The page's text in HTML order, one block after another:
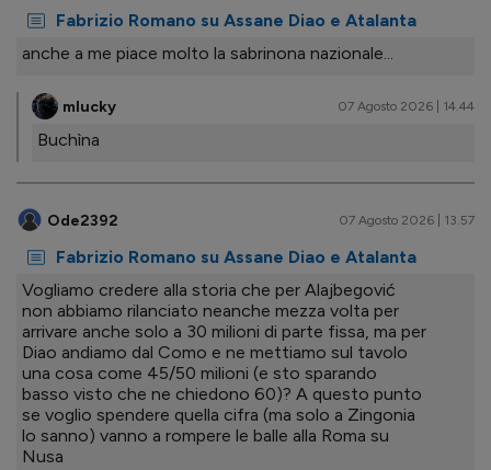
Fabrizio Romano su Assane Diao e Atalanta
anche a me piace molto la sabrinona nazionale...
mlucky 07 Agosto 2026 | 14.44
Buchìna
Ode2392 07 Agosto 2026 | 13.57
Fabrizio Romano su Assane Diao e Atalanta
Vogliamo credere alla storia che per Alajbegović
non abbiamo rilanciato neanche mezza volta per
arrivare anche solo a 30 milioni di parte fissa, ma per
Diao andiamo dal Como e ne mettiamo sul tavolo
una cosa come 45/50 milioni (e sto sparando
basso visto che ne chiedono 60)? A questo punto
se voglio spendere quella cifra (ma solo a Zingonia
lo sanno) vanno a rompere le balle alla Roma su
Nusa